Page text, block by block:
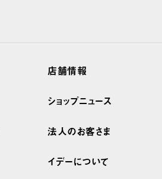
店舗情報
ショップニュース
法人のお客さま
イデーについて